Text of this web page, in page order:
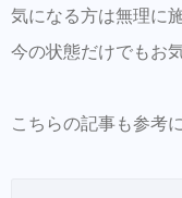
気になる方は無理に
今の状態だけでもお
こちらの記事も参考